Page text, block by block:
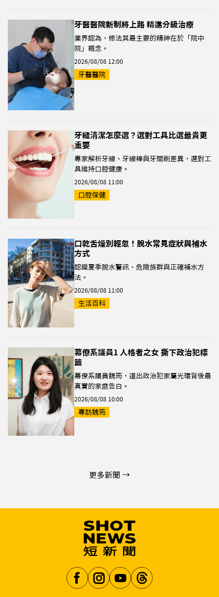
牙醫醫院新制將上路 精進分級治療
業界認為，修法其最主要的精神在於「院中
院」概念。
2026/08/08 12:00
牙醫醫院
牙縫清潔怎麼選？選對工具比選最貴更
重要
專家解析牙線、牙線棒與牙間刷差異，選對工
具維持口腔健康。
2026/08/08 11:00
口腔保健
口乾舌燥別輕忽！脫水常見症狀與補水
方式
認識夏季脫水警訊、危險族群與正確補水方
法。
2026/08/08 11:00
生活百科
幕僚系議員1 人格者之女 撕下政治犯標
籤
幕僚系議員魏筠，道出政治犯家屬光環背後最
真實的家庭告白。
2026/08/08 10:00
專訪魏筠
更多新聞 →